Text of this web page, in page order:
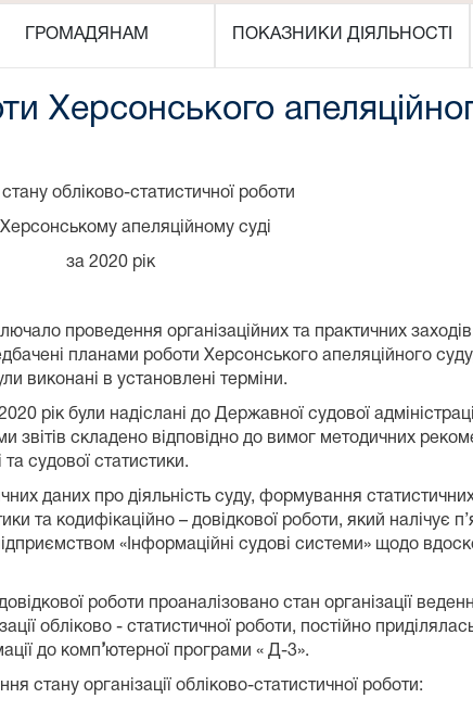
ГРОМАДЯНАМ ПОКАЗНИКИ ДІЯЛЬНОСТІ
Херсонського
обліково-статистичної роботи
апеляційному суді
за 2020 рік
проведення організаційних та практичних
планами роботи Херсонського апеляційного
виконані в установлені терміни.
рік були надіслані до Державної судової
складено відповідно до вимог методичних
судової статистики.
даних про діяльність суду, формування статистичних
та кодифікаційно – довідкової роботи, який налічує
«Інформаційні судові системи» щодо
роботи проаналізовано стан організації
обліково - статистичної роботи, постійно
до комп’ютерної програми « Д-3».
стану організації обліково-статистичної роботи: